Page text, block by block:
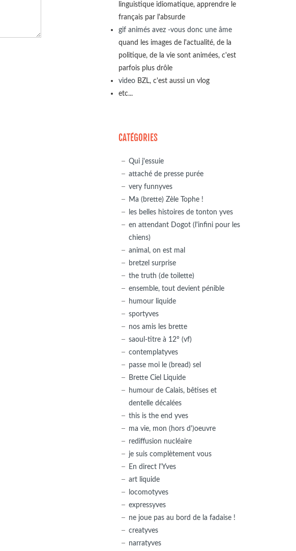
linguistique idiomatique, apprendre le
français par l'absurde
gif animés avez -vous donc une âme
quand les images de l'actualité, de la
politique, de la vie sont animées, c'est
parfois plus drôle
video BZL, c'est aussi un vlog
etc...
CATÉGORIES
Qui j'essuie
attaché de presse purée
very funnyves
Ma (brette) Zèle Tophe !
les belles histoires de tonton yves
en attendant Dogot (l'infini pour les
chiens)
animal, on est mal
bretzel surprise
the truth (de toilette)
ensemble, tout devient pénible
humour liquide
sportyves
nos amis les brette
saoul-titre à 12° (vf)
contemplatyves
passe moi le (bread) sel
Brette Ciel Liquide
humour de Calais, bêtises et
dentelle décalées
this is the end yves
ma vie, mon (hors d')oeuvre
rediffusion nucléaire
je suis complètement vous
En direct l'Yves
art liquide
locomotyves
expressyves
ne joue pas au bord de la fadaise !
creatyves
narratyves